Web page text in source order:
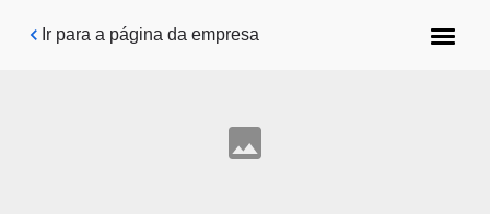
Pular para o conteúdo principal
Ir para a página da empresa